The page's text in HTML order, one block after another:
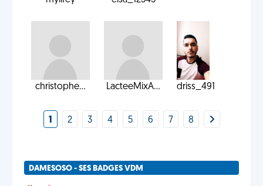
christophe... LacteeMixA... driss_491
1 2 3 4 5 6 7 8
DAMESOSO - SES BADGES VDM